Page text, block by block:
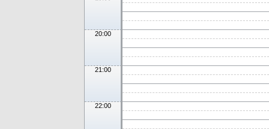
20:00
21:00
22:00